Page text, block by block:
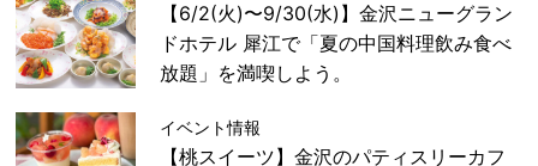
【6/2(火)〜9/30(水)】金沢ニューグラン
ドホテル 犀江で「夏の中国料理飲み食べ
放題」を満喫しよう。
イベント情報
【桃スイーツ】金沢のパティスリーカフ